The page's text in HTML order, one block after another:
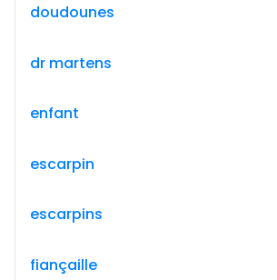
doudounes
dr martens
enfant
escarpin
escarpins
fiançaille